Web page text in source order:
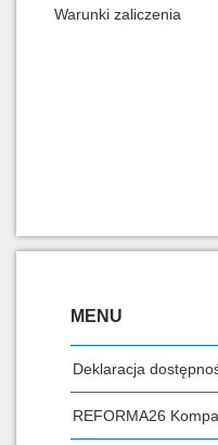
Warunki zaliczenia
MENU
Deklaracja
REFORMA26